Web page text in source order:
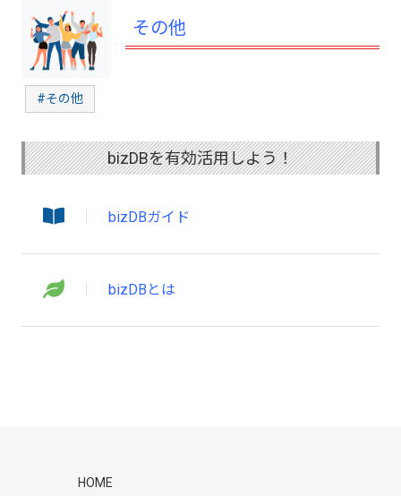
その他
#その他
bizDBを有効活用しよう！
bizDBガイド
bizDBとは
HOME